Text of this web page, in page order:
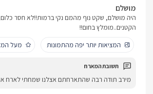
מושלם
היה מושלם, שקט נוף מהמם נקי ברמות!!לא חסר
הקטנים..מומלץ בחום!!
המציאות יותר יפה מהתמונות
מעל
מירב תודה רבה שהתארחתם אצלנו שמחתי לארח